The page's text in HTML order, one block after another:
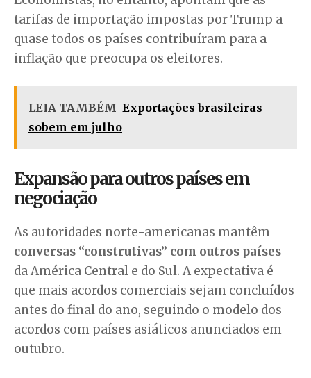
tarifas de importação impostas por Trump a
quase todos os países contribuíram para a
inflação que preocupa os eleitores.
LEIA TAMBÉM Exportações brasileiras
sobem em julho
Expansão para outros países em
negociação
As autoridades norte-americanas mantêm
conversas “construtivas” com outros países
da América Central e do Sul. A expectativa é
que mais acordos comerciais sejam concluídos
antes do final do ano, seguindo o modelo dos
acordos com países asiáticos anunciados em
outubro.